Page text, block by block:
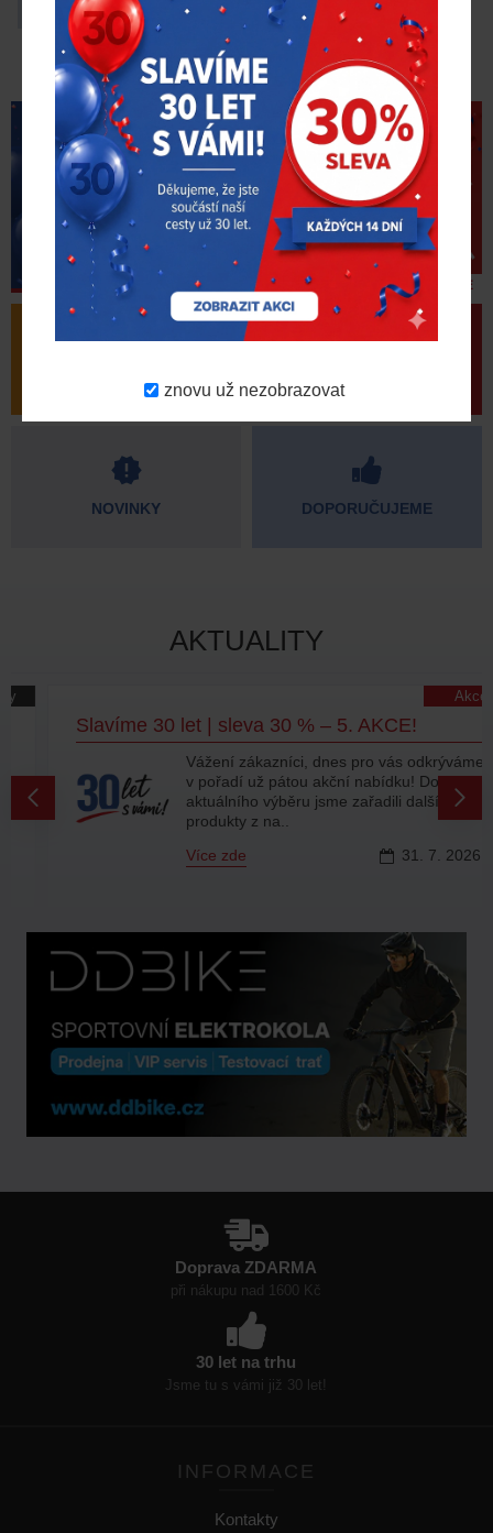
znovu už nezobrazovat
Schrader Pacific R-0990-3
ZJISTIT VÍCE
VÝPRODEJ
NOVINKY
AKČNÍ PRODUKTY
DOPORUČUJEME
AKTUALITY
Slavíme 30 let | sleva 30 % – 5. AKCE!
31. 7. 2026
Vážení zákazníci, dnes pro vás odkrýváme
v pořadí už pátou akční nabídku! Do
aktuálního výběru jsme zařadili další
produkty z na..
Více zde
Doprava ZDARMA
při nákupu nad 1600 Kč
30 let na trhu
Jsme tu s vámi již 30 let!
INFORMACE
Kontakty